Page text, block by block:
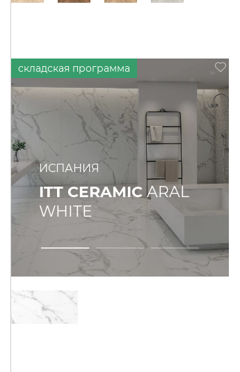
ИСПАНИЯ
ITT CERAMICARAL
WHITE